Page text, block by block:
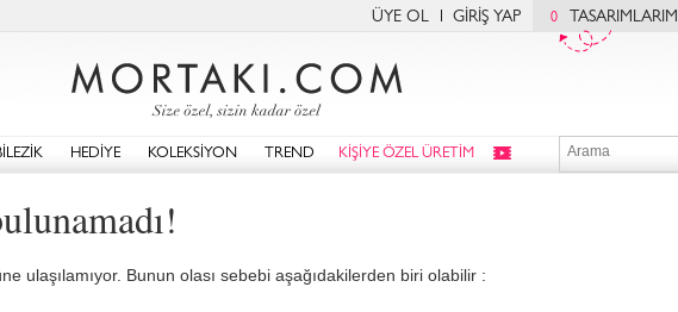
ÜYE OL GİRİŞ YAP 0 TASARIMLARIM
HEDİYE KOLEKSİYON TREND KİŞİYE ÖZEL ÜRETİM
ulaşılamıyor. Bunun olası sebebi aşağıdakilerden biri olabilir :